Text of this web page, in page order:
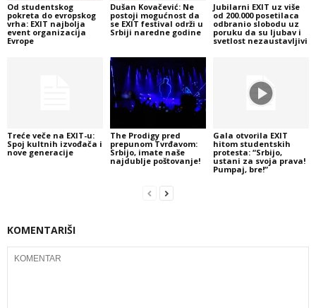
Od studentskog
pokreta do evropskog
vrha: EXIT najbolja
event organizacija
Evrope
Dušan Kovačević: Ne
postoji mogućnost da
se EXIT festival održi u
Srbiji naredne godine
Jubilarni EXIT uz više
od 200.000 posetilaca
odbranio slobodu uz
poruku da su ljubav i
svetlost nezaustavljivi
Treće veče na EXIT-u:
Spoj kultnih izvođača i
nove generacije
The Prodigy pred
prepunom Tvrđavom:
Srbijo, imate naše
najdublje poštovanje!
Gala otvorila EXIT
hitom studentskih
protesta: “Srbijo,
ustani za svoja prava!
Pumpaj, bre!”
KOMENTARIŠI